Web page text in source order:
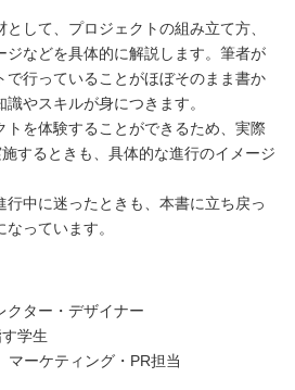
して、プロジェクトの組み立て方、
ジなどを具体的に解説します。筆者が
で行っていることがほぼそのまま書か
やスキルが身につきます。
トを体験することができるため、実際
するときも、具体的な進行のイメージ
行中に迷ったときも、本書に立ち戻っ
っています。
クター・デザイナー
学生
マーケティング・PR担当